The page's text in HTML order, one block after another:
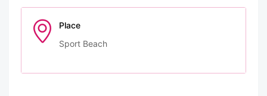
Place
Sport Beach